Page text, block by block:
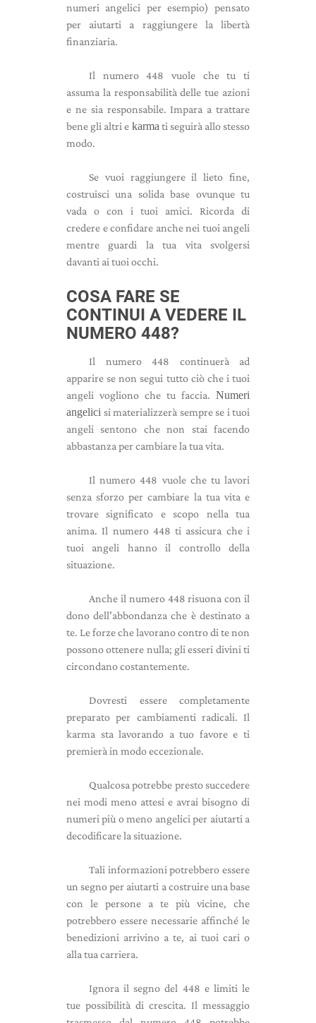
numeri angelici per esempio) pensato
per aiutarti a raggiungere la libertà
finanziaria.
Il numero 448 vuole che tu ti
assuma la responsabilità delle tue azioni
e ne sia responsabile. Impara a trattare
bene gli altri e karma ti seguirà allo stesso
modo.
Se vuoi raggiungere il lieto fine,
costruisci una solida base ovunque tu
vada o con i tuoi amici. Ricorda di
credere e confidare anche nei tuoi angeli
mentre guardi la tua vita svolgersi
davanti ai tuoi occhi.
COSA FARE SE
CONTINUI A VEDERE IL
NUMERO 448?
Il numero 448 continuerà ad
apparire se non segui tutto ciò che i tuoi
angeli vogliono che tu faccia. Numeri
angelici si materializzerà sempre se i tuoi
angeli sentono che non stai facendo
abbastanza per cambiare la tua vita.
Il numero 448 vuole che tu lavori
senza sforzo per cambiare la tua vita e
trovare significato e scopo nella tua
anima. Il numero 448 ti assicura che i
tuoi angeli hanno il controllo della
situazione.
Anche il numero 448 risuona con il
dono dell'abbondanza che è destinato a
te. Le forze che lavorano contro di te non
possono ottenere nulla; gli esseri divini ti
circondano costantemente.
Dovresti essere completamente
preparato per cambiamenti radicali. Il
karma sta lavorando a tuo favore e ti
premierà in modo eccezionale.
Qualcosa potrebbe presto succedere
nei modi meno attesi e avrai bisogno di
numeri più o meno angelici per aiutarti a
decodificare la situazione.
Tali informazioni potrebbero essere
un segno per aiutarti a costruire una base
con le persone a te più vicine, che
potrebbero essere necessarie affinché le
benedizioni arrivino a te, ai tuoi cari o
alla tua carriera.
Ignora il segno del 448 e limiti le
tue possibilità di crescita. Il messaggio